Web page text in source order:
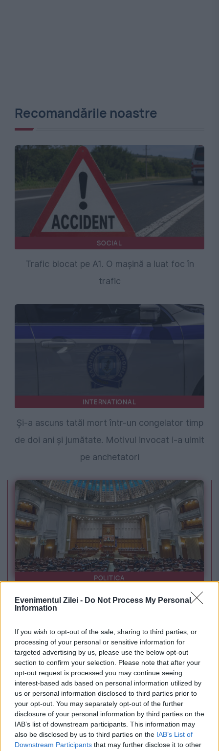
Evenimentul Zilei - Do Not Process My Personal
Information
If you wish to opt-out of the sale, sharing to third parties, or
processing of your personal or sensitive information for
targeted advertising by us, please use the below opt-out
section to confirm your selection. Please note that after your
opt-out request is processed you may continue seeing
interest-based ads based on personal information utilized by
us or personal information disclosed to third parties prior to
your opt-out. You may separately opt-out of the further
disclosure of your personal information by third parties on the
IAB’s list of downstream participants. This information may
also be disclosed by us to third parties on the IAB’s List of
Downstream Participants that may further disclose it to other
Recomandările noastre
SOCIAL
Trafic blocat pe A1. O mașină a luat foc în
trafic
INTERNATIONAL
Și-a ascuns tatăl mort într-un congelator timp
de doi ani și jumătate. Motivul invocat i-a uimit
pe anchetatori
POLITICA
Sorin Grindeanu: Parlamentul a evitat
deblocat 16,7 miliarde din SAFE